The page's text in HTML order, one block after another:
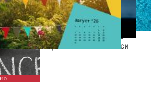
ЛЮБОПИТНО
Август е месецът на
вторите шансове: Защо
точно сега най-често
променяме живота си